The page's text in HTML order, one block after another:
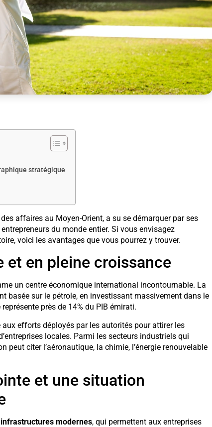
stratégique
affaires au Moyen-Orient, a su se démarquer par ses
du monde entier. Si vous envisagez
voici les avantages que vous pourrez y trouver.
et en pleine croissance
un centre économique international incontournable. La
basée sur le pétrole, en investissant massivement dans le
près de 14% du PIB émirati.
efforts déployés par les autorités pour attirer les
locales. Parmi les secteurs industriels qui
citer l’aéronautique, la chimie, l’énergie renouvelable
et une situation
infrastructures modernes, qui permettent aux entreprises